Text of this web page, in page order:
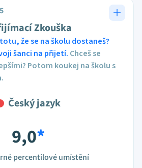
Zkouška
že se na školu dostaneš?
šanci na přijetí. Chceš se
Potom koukej na školu s
Český jazyk
9,0*
percentilové umístění